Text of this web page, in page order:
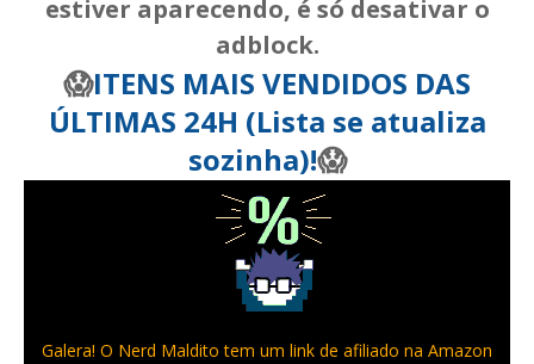
estiver aparecendo, é só desativar o
adblock.
😱ITENS MAIS VENDIDOS DAS
ÚLTIMAS 24H (Lista se atualiza
sozinha)!😱
Galera! O Nerd Maldito tem um link de afiliado na Amazon